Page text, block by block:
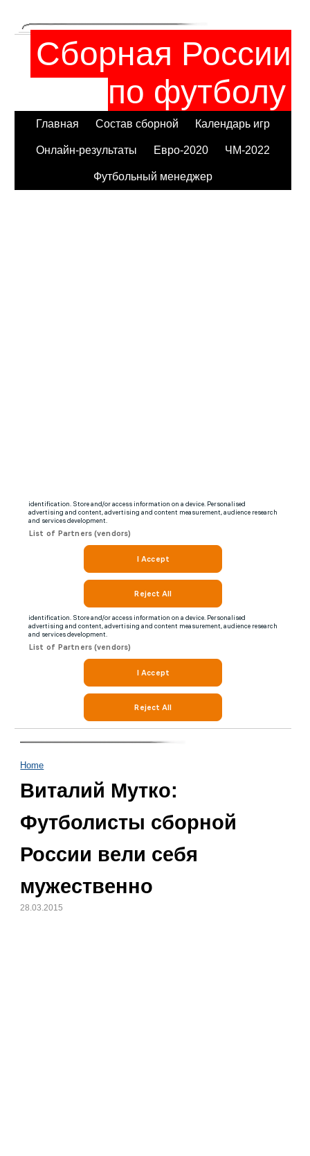
Сборная России
по футболу
Главная Состав сборной Календарь игр
Онлайн-результаты Евро-2020 ЧМ-2022
Футбольный менеджер
Home
Виталий Мутко:
Футболисты сборной
России вели себя
мужественно
28.03.2015